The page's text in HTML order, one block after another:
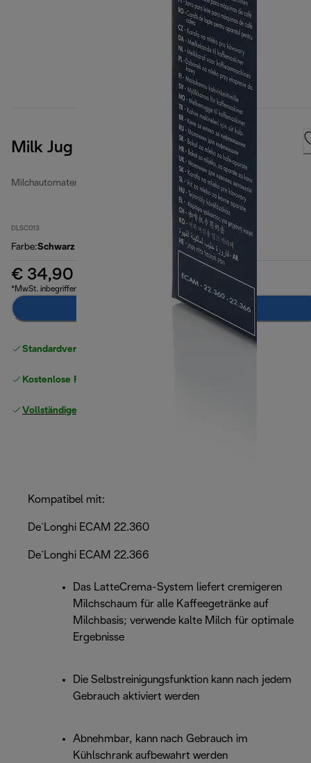
Milk Jug
Milchautomaten
DLSC013
Farbe:Schwarz
€ 34,90
*MwSt. inbegriffen
Zum Warenkorb hinzufügen
Standardversand kostenlos
Kostenlose Rücksendungen
Vollständige Herstellergarantie
Kompatibel mit:
De`Longhi ECAM 22.360
De`Longhi ECAM 22.366
Das LatteCrema-System liefert cremigeren
Milchschaum für alle Kaffeegetränke auf
Milchbasis; verwende kalte Milch für optimale
Ergebnisse
Die Selbstreinigungsfunktion kann nach jedem
Gebrauch aktiviert werden
Abnehmbar, kann nach Gebrauch im
Kühlschrank aufbewahrt werden